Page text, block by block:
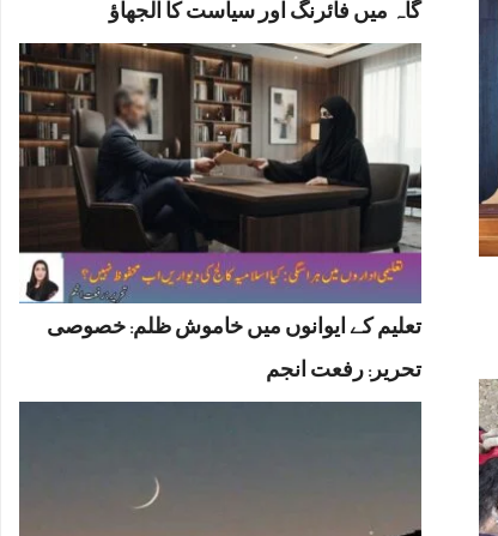
گاہ میں فائرنگ اور سیاست کا الجھاؤ
تعلیم کے ایوانوں میں خاموش ظلم: خصوصی
تحریر: رفعت انجم